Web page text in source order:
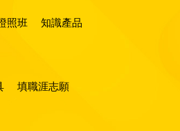
照班 知識產品
填職涯志願